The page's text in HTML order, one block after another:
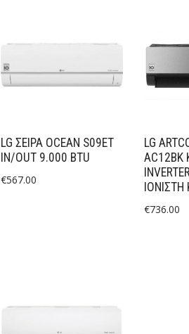
LG ΣΕΙΡΑ OCEAN S09ET
IN/OUT 9.000 BTU
€567.00
LG
AC12BK
ΙΟΝΙΣΤΉ
€736.00